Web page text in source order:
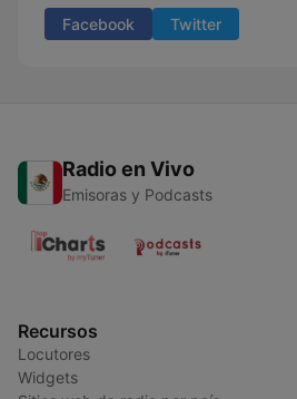
Facebook Twitter
Radio en Vivo
Emisoras y Podcasts
Recursos
Locutores
Widgets